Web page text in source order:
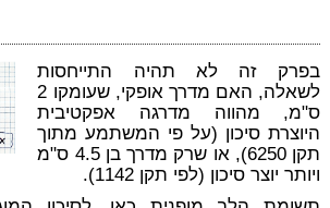
בפרק זה לא תהיה התייחסות
לשאלה, האם מדרך אופקי, שעומקו 2
ס"מ, מהווה מדרגה אפקטיבית
היוצרת סיכון (על פי המשתמע מתוך
תקן 6250), או שרק מדרך בן 4.5 ס"מ
ויותר יוצר סיכון (לפי תקן 1142).